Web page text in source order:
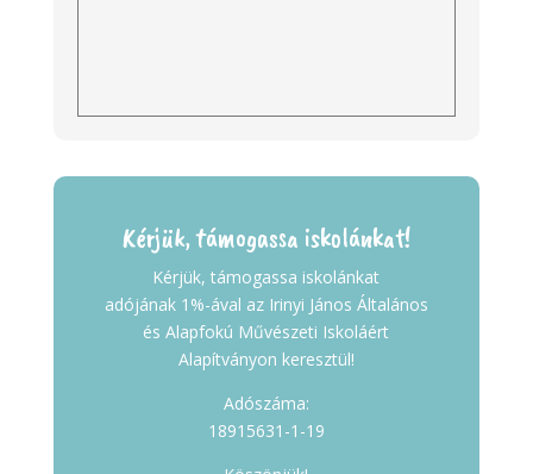
Kérjük, támogassa iskolánkat!
Kérjük, támogassa iskolánkat
adójának 1%-ával az Irinyi János Általános
és Alapfokú Művészeti Iskoláért
Alapítványon keresztül!
Adószáma:
18915631-1-19